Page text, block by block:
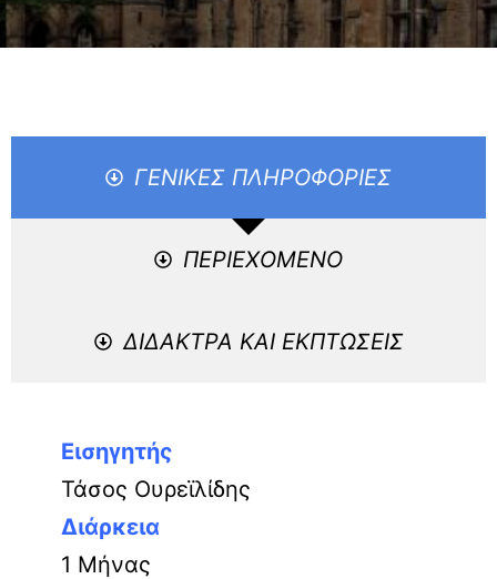
ΓΕΝΙΚΕΣ ΠΛΗΡΟΦΟΡΙΕΣ
ΠΕΡΙΕΧΟΜΕΝΟ
ΔΙΔΑΚΤΡΑ ΚΑΙ ΕΚΠΤΩΣΕΙΣ
Εισηγητής
Τάσος Ουρεϊλίδης
Διάρκεια
1 Μήνας